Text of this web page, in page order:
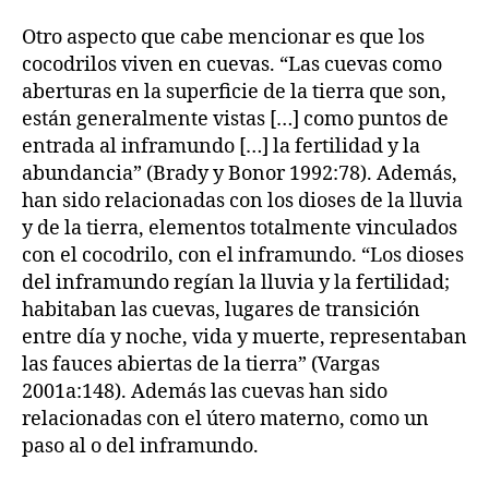
Otro aspecto que cabe mencionar es que los
cocodrilos viven en cuevas. “Las cuevas como
aberturas en la superficie de la tierra que son,
están generalmente vistas […] como puntos de
entrada al inframundo […] la fertilidad y la
abundancia” (Brady y Bonor 1992:78). Además,
han sido relacionadas con los dioses de la lluvia
y de la tierra, elementos totalmente vinculados
con el cocodrilo, con el inframundo. “Los dioses
del inframundo regían la lluvia y la fertilidad;
habitaban las cuevas, lugares de transición
entre día y noche, vida y muerte, representaban
las fauces abiertas de la tierra” (Vargas
2001a:148). Además las cuevas han sido
relacionadas con el útero materno, como un
paso al o del inframundo.